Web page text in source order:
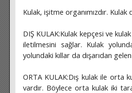
Kulak, işitme organımızdır.
DIŞ KULAK:Kulak kepçesi ve
iletilmesini sağlar. Kulak
yolundaki kıllar da dışarıdan
ORTA KULAK:Dış kulak ile orta
vardır. Böylece orta kulak iki